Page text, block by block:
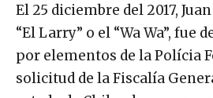
El 25 diciembre del 2017,
“El Larry” o el “Wa Wa”, fue
por elementos de la Polícia
solicitud de la Fiscalía